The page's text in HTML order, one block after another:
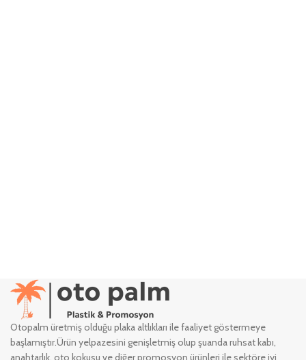
Otopalm üretmiş olduğu plaka altlıkları ile faaliyet göstermeye
başlamıştır.Ürün yelpazesini genişletmiş olup şuanda ruhsat kabı,
anahtarlık, oto kokusu ve diğer promosyon ürünleri ile sektöre iyi